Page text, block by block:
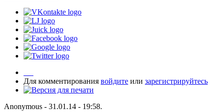
Для комментирования войдите или зарегистрируйтесь
Anonymous - 31.01.14 - 19:58.